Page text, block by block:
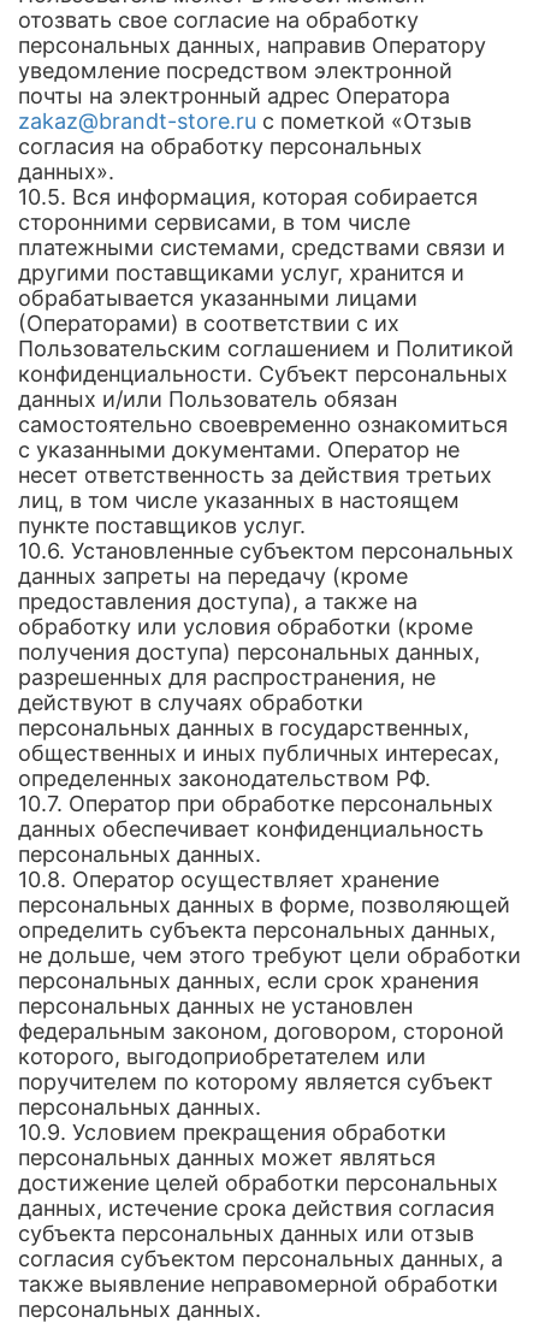
отозвать свое согласие на обработку
персональных данных, направив Оператору
уведомление посредством электронной
почты на электронный адрес Оператора
zakaz@brandt-store.ru с пометкой «Отзыв
согласия на обработку персональных
данных».
10.5. Вся информация, которая собирается
сторонними сервисами, в том числе
платежными системами, средствами связи и
другими поставщиками услуг, хранится и
обрабатывается указанными лицами
(Операторами) в соответствии с их
Пользовательским соглашением и Политикой
конфиденциальности. Субъект персональных
данных и/или Пользователь обязан
самостоятельно своевременно ознакомиться
с указанными документами. Оператор не
несет ответственность за действия третьих
лиц, в том числе указанных в настоящем
пункте поставщиков услуг.
10.6. Установленные субъектом персональных
данных запреты на передачу (кроме
предоставления доступа), а также на
обработку или условия обработки (кроме
получения доступа) персональных данных,
разрешенных для распространения, не
действуют в случаях обработки
персональных данных в государственных,
общественных и иных публичных интересах,
определенных законодательством РФ.
10.7. Оператор при обработке персональных
данных обеспечивает конфиденциальность
персональных данных.
10.8. Оператор осуществляет хранение
персональных данных в форме, позволяющей
определить субъекта персональных данных,
не дольше, чем этого требуют цели обработки
персональных данных, если срок хранения
персональных данных не установлен
федеральным законом, договором, стороной
которого, выгодоприобретателем или
поручителем по которому является субъект
персональных данных.
10.9. Условием прекращения обработки
персональных данных может являться
достижение целей обработки персональных
данных, истечение срока действия согласия
субъекта персональных данных или отзыв
согласия субъектом персональных данных, а
также выявление неправомерной обработки
персональных данных.